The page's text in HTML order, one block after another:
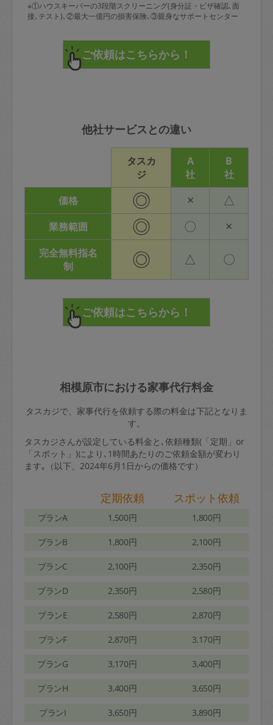
※①ハウスキーパーの3段階スクリーニング(身分証・ビザ確認､面
接､テスト)､②最大一億円の損害保険､③親身なサポートセンター
他社サービスとの違い
タスカ
ジ
A
社
B
社
価格
◎ × △
業務範囲 ◎ 〇 ×
完全無料指名
制
◎ △ 〇
相模原市における家事代行料金
タスカジで、家事代行を依頼する際の料金は下記となりま
す。
タスカジさんが設定している料金と､依頼種類(「定期」or
「スポット」)により､1時間あたりのご依頼金額が変わり
ます｡（以下、2024年6月1日からの価格です）
定期依頼 スポット依頼
プランA 1,500円 1,800円
プランB 1,800円 2,100円
プランC 2,100円 2,350円
プランD 2,350円 2,580円
プランE 2,580円 2,870円
プランF 2,870円 3,170円
プランG 3,170円 3,400円
プランH 3,400円 3,650円
プランI 3,650円 3,890円